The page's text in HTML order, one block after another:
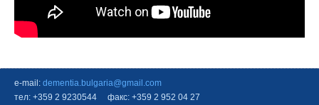
e-mail: dementia.bulgaria@gmail.com
тел: +359 2 9230544 факс: +359 2 952 04 27